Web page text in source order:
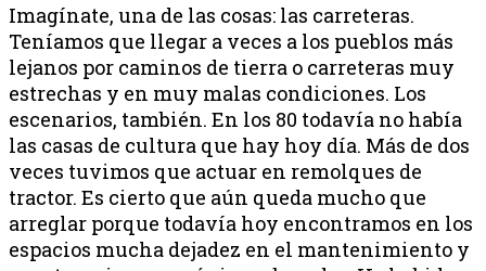
Imagínate, una de las cosas: las carreteras.
Teníamos que llegar a veces a los pueblos más
lejanos por caminos de tierra o carreteras muy
estrechas y en muy malas condiciones. Los
escenarios, también. En los 80 todavía no había
las casas de cultura que hay hoy día. Más de dos
veces tuvimos que actuar en remolques de
tractor. Es cierto que aún queda mucho que
arreglar porque todavía hoy encontramos en los
espacios mucha dejadez en el mantenimiento y